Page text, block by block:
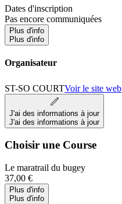
Dates d'inscription
Pas encore communiquées
Plus d'info
Plus d'info
Organisateur
ST-SO COURTVoir le site web
J'ai des informations à jour
J'ai des informations à jour
Choisir une Course
Le maratrail du bugey
37,00 €
Plus d'info
Plus d'info